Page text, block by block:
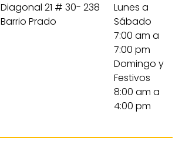
Diagonal 21 # 30- 238
Barrio Prado
Lunes a
Sábado
7:00 am a
7:00 pm
Domingo y
Festivos
8:00 am a
4:00 pm